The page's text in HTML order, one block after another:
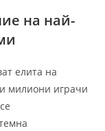
на най-
елита на
милиони играчи